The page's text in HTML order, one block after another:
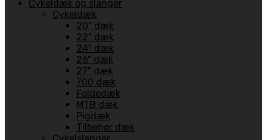
Cykeldæk og slanger
Cykeldæk
20" dæk
22" dæk
24" dæk
26" dæk
27" dæk
700 dæk
Foldedæk
MTB dæk
Pigdæk
Tilbehør dæk